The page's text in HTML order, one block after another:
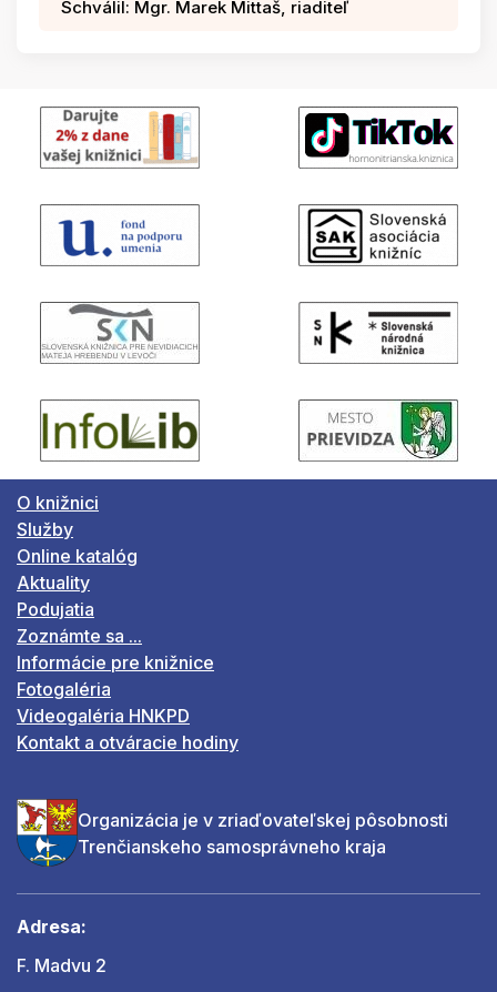
Schválil: Mgr. Marek Mittaš, riaditeľ
O knižnici
Služby
Online katalóg
Aktuality
Podujatia
Zoznámte sa ...
Informácie pre knižnice
Fotogaléria
Videogaléria HNKPD
Kontakt a otváracie hodiny
Organizácia je v zriaďovateľskej pôsobnosti
Trenčianskeho samosprávneho kraja
Adresa:
F. Madvu 2